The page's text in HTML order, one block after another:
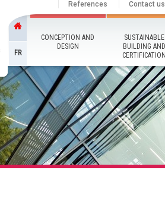
References Contact us
FR
CONCEPTION AND
DESIGN
SUSTAINABLE
BUILDING